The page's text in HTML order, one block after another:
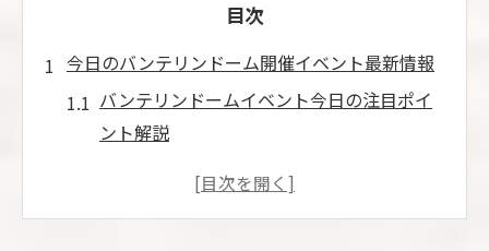
目次
今日のバンテリンドーム開催イベント最新情報
バンテリンドームイベント今日の注目ポイ
ント解説
名古屋ドーム今日のイベント情報と楽しみ